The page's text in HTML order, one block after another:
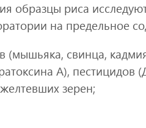
образцы риса
на предельное
(мышьяка, свинца,
А), пестицидов
зерен;